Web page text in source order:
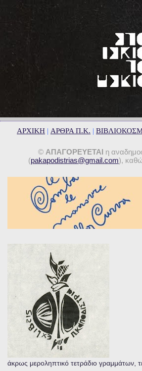
ΑΡΧΙΚΗ | ΑΡΘΡΑ Π.Κ. |
© ΑΠΑΓΟΡΕΥΕΤΑΙ η
(pakapodistrias@gmail.com),
άκρως μεροληπτικό τετράδιο γραμμάτων,